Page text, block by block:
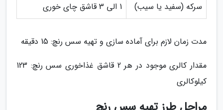
سرکه (سفید یا سیب)
1 الی 3 قاشق چای خوری
مدت زمان لازم برای آماده سازی و تهیه سس رنچ: 15 دقیقه
مقدار کالری موجود در هر 2 قاشق غذاخوری سس رنچ: 123
کیلوکالری